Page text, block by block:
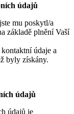
údajů
mu poskytl/a
základě plnění Vaší
údaje a
byly získány.
údajů
údajů je